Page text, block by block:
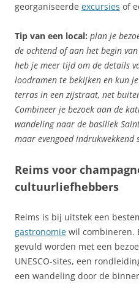
georganiseerde excursies of
Tip van een local: plan je
de ochtend of aan het begin
heb je meer tijd om de details
loodramen te bekijken en kun
terras in een zijstraat, net
Combineer je bezoek aan de
wandeling naar de basiliek
maar evengoed indrukwekkend
Reims voor
cultuurliefhebbers
Reims is bij uitstek een
gastronomie wil combineren.
gevuld worden met een
UNESCO-sites, een
een wandeling door de